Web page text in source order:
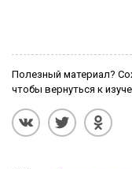
Полезный материал?
чтобы вернуться к